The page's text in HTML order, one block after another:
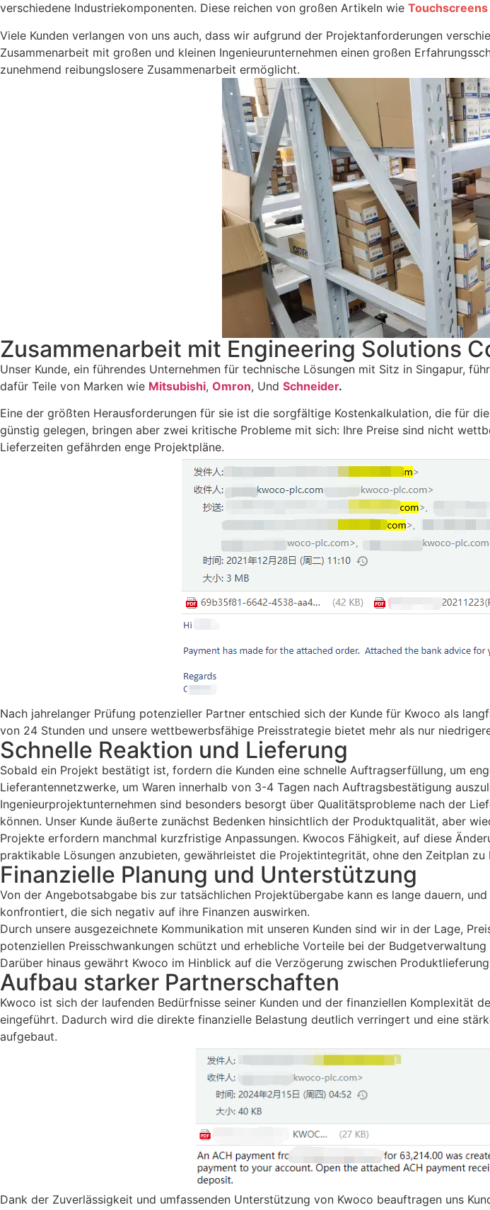
verschiedene Industriekomponenten. Diese reichen von großen Artikeln wie Touchscreens
Viele Kunden verlangen von uns auch, dass wir aufgrund der Projektanforderungen
Zusammenarbeit mit großen und kleinen Ingenieurunternehmen einen großen
zunehmend reibungslosere Zusammenarbeit ermöglicht.
Zusammenarbeit mit Engineering Solutions
Unser Kunde, ein führendes Unternehmen für technische Lösungen mit Sitz in Singapur,
dafür Teile von Marken wie Mitsubishi, Omron, Und Schneider.
Eine der größten Herausforderungen für sie ist die sorgfältige Kostenkalkulation, die für
günstig gelegen, bringen aber zwei kritische Probleme mit sich: Ihre Preise sind nicht
Lieferzeiten gefährden enge Projektpläne.
Nach jahrelanger Prüfung potenzieller Partner entschied sich der Kunde für Kwoco als
von 24 Stunden und unsere wettbewerbsfähige Preisstrategie bietet mehr als nur
Schnelle Reaktion und Lieferung
Sobald ein Projekt bestätigt ist, fordern die Kunden eine schnelle Auftragserfüllung, um
Lieferantennetzwerke, um Waren innerhalb von 3-4 Tagen nach Auftragsbestätigung
Ingenieurprojektunternehmen sind besonders besorgt über Qualitätsprobleme nach der
können. Unser Kunde äußerte zunächst Bedenken hinsichtlich der Produktqualität, aber
Projekte erfordern manchmal kurzfristige Anpassungen. Kwocos Fähigkeit, auf diese
praktikable Lösungen anzubieten, gewährleistet die Projektintegrität, ohne den Zeitplan zu
Finanzielle Planung und Unterstützung
Von der Angebotsabgabe bis zur tatsächlichen Projektübergabe kann es lange dauern,
konfrontiert, die sich negativ auf ihre Finanzen auswirken.
Durch unsere ausgezeichnete Kommunikation mit unseren Kunden sind wir in der Lage,
potenziellen Preisschwankungen schützt und erhebliche Vorteile bei der Budgetverwaltung
Darüber hinaus gewährt Kwoco im Hinblick auf die Verzögerung zwischen
Aufbau starker Partnerschaften
Kwoco ist sich der laufenden Bedürfnisse seiner Kunden und der finanziellen
eingeführt. Dadurch wird die direkte finanzielle Belastung deutlich verringert und eine
aufgebaut.
Dank der Zuverlässigkeit und umfassenden Unterstützung von Kwoco beauftragen uns